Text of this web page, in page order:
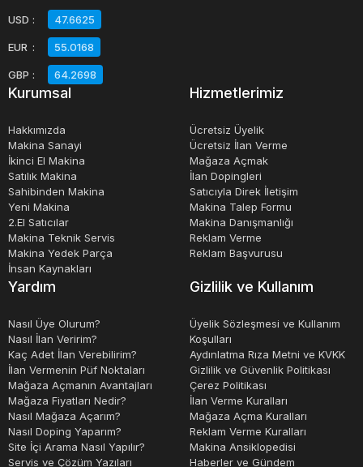
USD : 47.6625
EUR : 55.0168
GBP : 64.2698
Kurumsal
Hakkımızda
Makina Sanayi
İkinci El Makina
Satılık Makina
Sahibinden Makina
Yeni Makina
2.El Satıcılar
Makina Teknik Servis
Makina Yedek Parça
İnsan Kaynakları
Hizmetlerimiz
Ücretsiz Üyelik
Ücretsiz İlan Verme
Mağaza Açmak
İlan Dopingleri
Satıcıyla Direk İletişim
Makina Talep Formu
Makina Danışmanlığı
Reklam Verme
Reklam Başvurusu
Yardım
Nasıl Üye Olurum?
Nasıl İlan Veririm?
Kaç Adet İlan Verebilirim?
İlan Vermenin Püf Noktaları
Mağaza Açmanın Avantajları
Mağaza Fiyatları Nedir?
Nasıl Mağaza Açarım?
Nasıl Doping Yaparım?
Site İçi Arama Nasıl Yapılır?
Servis ve Çözüm Yazıları
Gizlilik ve Kullanım
Üyelik Sözleşmesi ve Kullanım
Koşulları
Aydınlatma Rıza Metni ve KVKK
Gizlilik ve Güvenlik Politikası
Çerez Politikası
İlan Verme Kuralları
Mağaza Açma Kuralları
Reklam Verme Kuralları
Makina Ansiklopedisi
Haberler ve Gündem